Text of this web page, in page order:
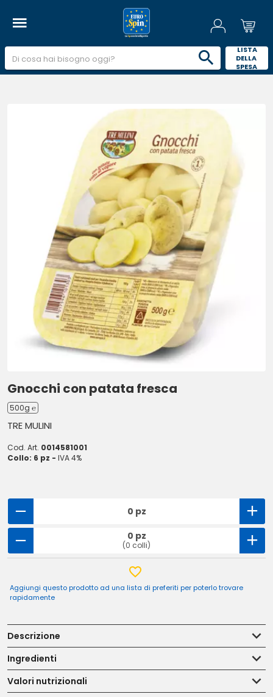
LISTA
DELLA
SPESA
Gnocchi con patata fresca
500g ℮
TRE MULINI
Cod. Art. 0014581001
Collo: 6 pz - IVA 4%
0 pz
0 pz
(0 colli)
Aggiungi questo prodotto ad una lista di preferiti per poterlo trovare
rapidamente
Descrizione
Ingredienti
Valori nutrizionali